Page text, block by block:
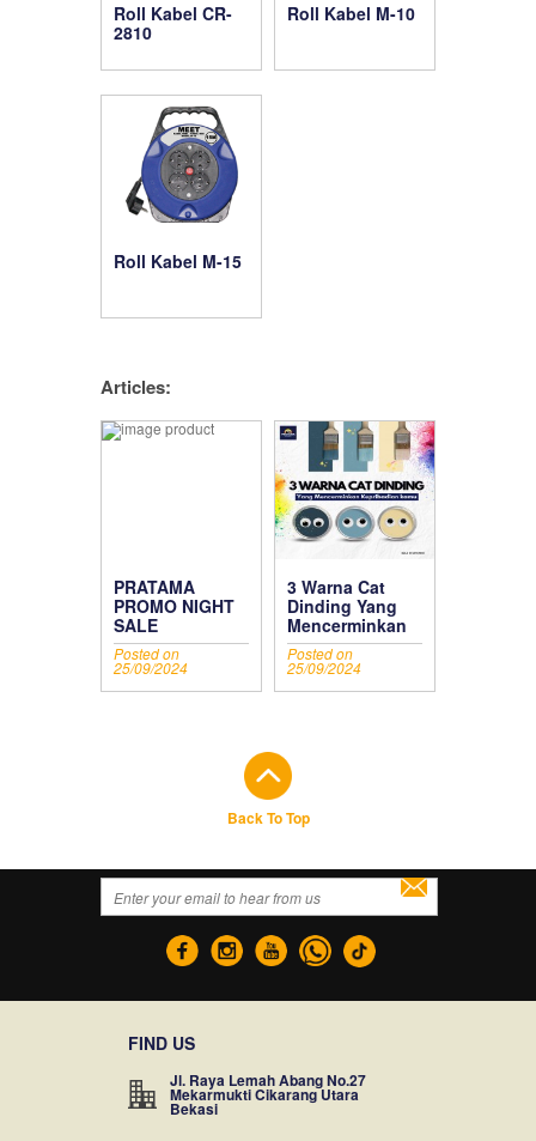
Roll Kabel CR-
2810
Roll Kabel M-10
Roll Kabel M-15
Articles:
PRATAMA
PROMO NIGHT
SALE
Posted on
25/09/2024
3 Warna Cat
Dinding Yang
Mencerminkan
Kepribadian
Kamu
Posted on
25/09/2024
Back To Top
FIND US
Jl. Raya Lemah Abang No.27
Mekarmukti Cikarang Utara
Bekasi